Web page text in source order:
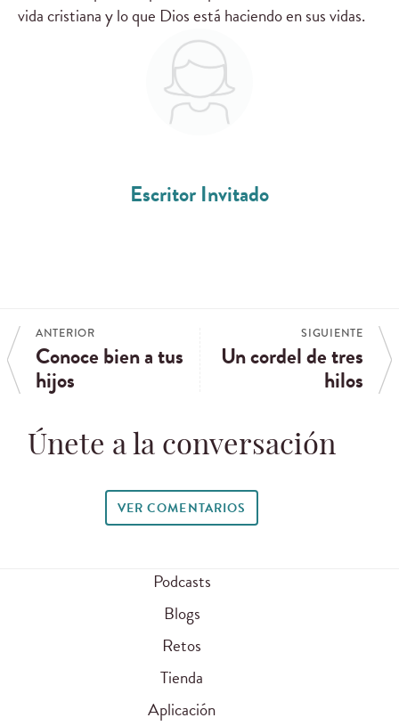
vida cristiana y lo que Dios está haciendo en sus vidas.
Escritor Invitado
ANTERIOR
Conoce bien a tus
hijos
SIGUIENTE
Un cordel de tres
hilos
Únete a la conversación
VER COMENTARIOS
Podcasts
Blogs
Retos
Tienda
Aplicación